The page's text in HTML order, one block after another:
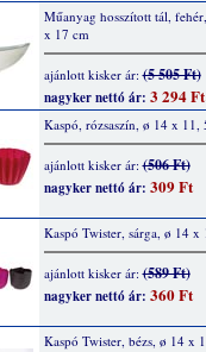
Műanyag hosszított tál,
x 17 cm
ajánlott kisker ár:(5 505 Ft)
nagyker nettó ár: 3 294 Ft
Kaspó, rózsaszín, ø 14 x 11,
ajánlott kisker ár:(506 Ft)
nagyker nettó ár: 309 Ft
Kaspó Twister, sárga, ø 14 x
ajánlott kisker ár:(589 Ft)
nagyker nettó ár: 360 Ft
Kaspó Twister, bézs, ø 14 x